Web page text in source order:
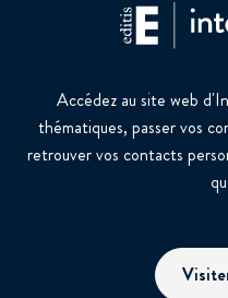
Accédez au site web
thématiques, passer vos
retrouver vos contacts